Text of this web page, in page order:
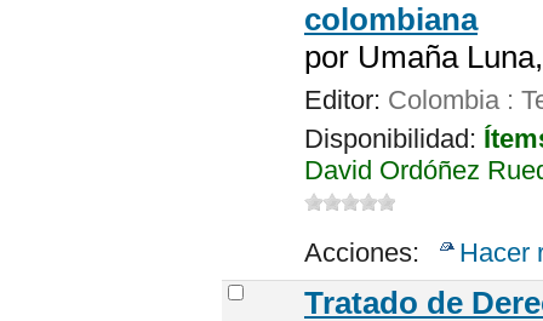
colombiana
por Umaña
Editor: Colombia :
Disponibilidad:
David Ordóñez
Acciones: Hacer
Tratado de